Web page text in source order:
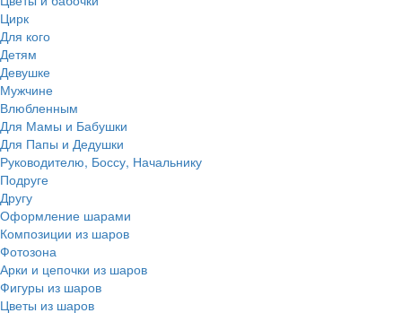
Цирк
Для кого
Детям
Девушке
Мужчине
Влюбленным
Для Мамы и Бабушки
Для Папы и Дедушки
Руководителю, Боссу, Начальнику
Подруге
Другу
Оформление шарами
Композиции из шаров
Фотозона
Арки и цепочки из шаров
Фигуры из шаров
Цветы из шаров